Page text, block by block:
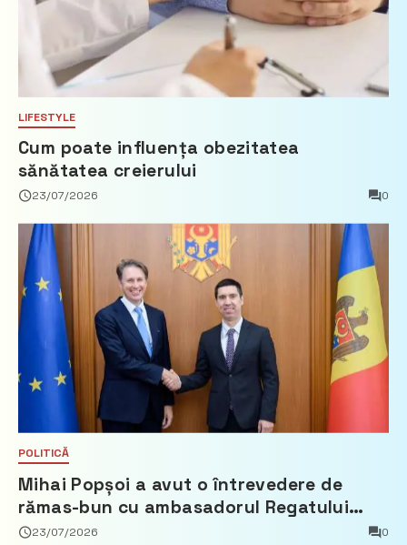
LIFESTYLE
Cum poate influența obezitatea
sănătatea creierului
23/07/2026 0
POLITICĂ
Mihai Popșoi a avut o întrevedere de
rămas-bun cu ambasadorul Regatului
Țărilor de Jos, Fred Duijn
23/07/2026 0